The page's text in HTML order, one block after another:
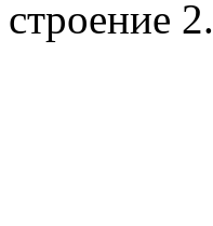
строение 2.